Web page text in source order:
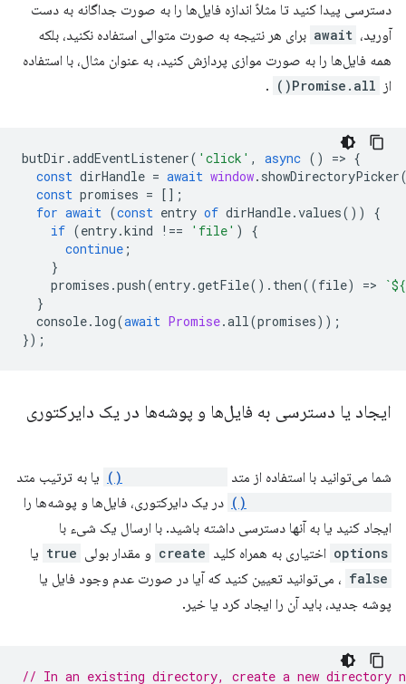
دسترسی پیدا کنید تا مثلاً اندازه فایل‌ها را به صورت جداگانه به دست
آورید، await برای هر نتیجه به صورت متوالی استفاده نکنید، بلکه
همه فایل‌ها را به صورت موازی پردازش کنید، به عنوان مثال، با استفاده
از Promise.all()
.
butDir .addEventListener( 'click' , async () => {
const dirHandle = await window. showDirectoryPicker
const promises = [];
for await (const entry of dirHandle.values())
{
if (entry.kind !== 'file' )
{
continue ;
}
promises .push(entry.getFile(). then((file) => `${
}
console. log(await Promise.all(promises));
});
ایجاد یا دسترسی به فایل‌ها و پوشه‌ها در یک دایرکتوری
شما می‌توانید با استفاده از متد یا به ترتیب متد
در یک دایرکتوری، فایل‌ها و پوشه‌ها را
ایجاد کنید یا به آنها دسترسی داشته باشید. با ارسال یک شیء با
options اختیاری به همراه کلید create و مقدار بولی true یا
false ، می‌توانید تعیین کنید که آیا در صورت عدم وجود فایل یا
پوشه جدید، باید آن را ایجاد کرد یا خیر.
// In an existing directory, create a new directory